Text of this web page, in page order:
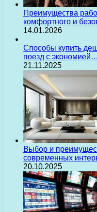
Преимущества
комфортного и
14.01.2026
Способы купить
поезд с экономией…
21.11.2025
Выбор и
современных
20.10.2025